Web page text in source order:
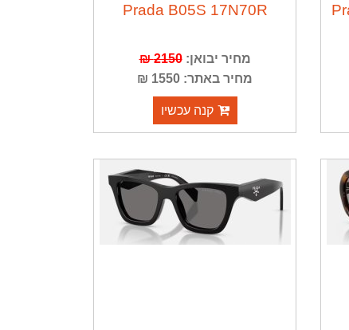
Prada B05S 17N70R
מחיר יבואן:2150 ₪
מחיר באתר: 1550 ₪
קנה עכשיו